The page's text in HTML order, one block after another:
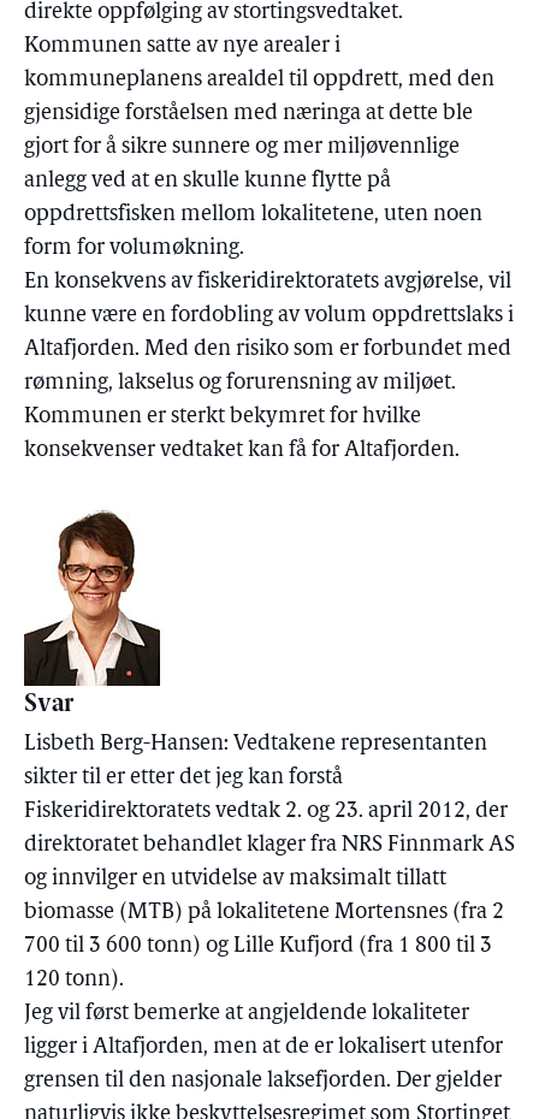
direkte oppfølging av stortingsvedtaket.
Kommunen satte av nye arealer i
kommuneplanens arealdel til oppdrett, med den
gjensidige forståelsen med næringa at dette ble
gjort for å sikre sunnere og mer miljøvennlige
anlegg ved at en skulle kunne flytte på
oppdrettsfisken mellom lokalitetene, uten noen
form for volumøkning.
En konsekvens av fiskeridirektoratets avgjørelse, vil
kunne være en fordobling av volum oppdrettslaks i
Altafjorden. Med den risiko som er forbundet med
rømning, lakselus og forurensning av miljøet.
Kommunen er sterkt bekymret for hvilke
konsekvenser vedtaket kan få for Altafjorden.
Svar
Lisbeth Berg-Hansen: Vedtakene representanten
sikter til er etter det jeg kan forstå
Fiskeridirektoratets vedtak 2. og 23. april 2012, der
direktoratet behandlet klager fra NRS Finnmark AS
og innvilger en utvidelse av maksimalt tillatt
biomasse (MTB) på lokalitetene Mortensnes (fra 2
700 til 3 600 tonn) og Lille Kufjord (fra 1 800 til 3
120 tonn).
Jeg vil først bemerke at angjeldende lokaliteter
ligger i Altafjorden, men at de er lokalisert utenfor
grensen til den nasjonale laksefjorden. Der gjelder